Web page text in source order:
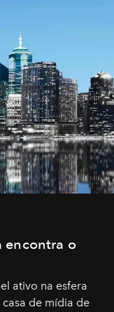
encontra o
ativo na esfera
casa de mídia de